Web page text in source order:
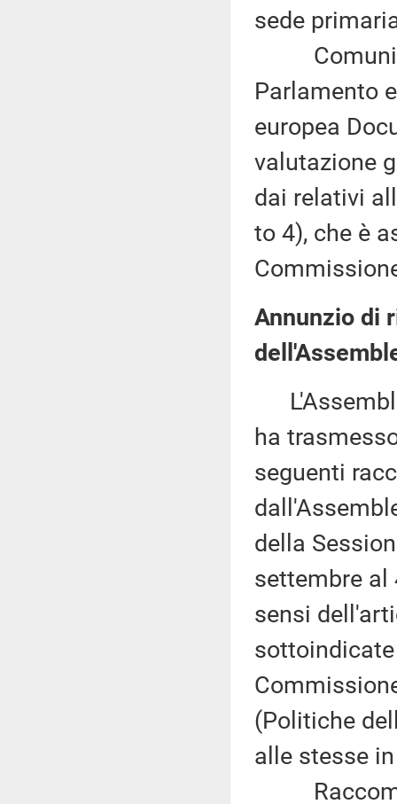
sede
Parlamento
europea
valutazione
dai relativi
to 4), che è
Annunzio di
ha
seguenti
della
settembre al
sensi
(Politiche
alle stesse